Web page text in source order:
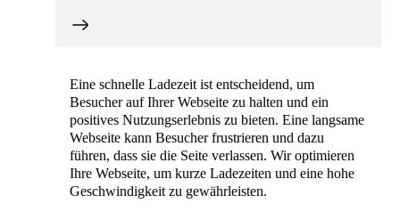
Eine schnelle Ladezeit ist entscheidend, um
Besucher auf Ihrer Webseite zu halten und ein
positives Nutzungserlebnis zu bieten. Eine langsame
Webseite kann Besucher frustrieren und dazu
führen, dass sie die Seite verlassen. Wir optimieren
Ihre Webseite, um kurze Ladezeiten und eine hohe
Geschwindigkeit zu gewährleisten.